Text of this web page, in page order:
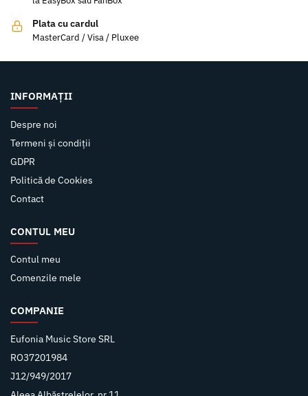
Plata cu cardul
MasterCard / Visa / Pluxee
INFORMAȚII
Despre noi
Termeni și condiții
GDPR
Politică de Cookies
Contact
CONTUL MEU
Contul meu
Comenzile mele
COMPANIE
Eufonia Music Store SRL
RO37201984
J12/949/2017